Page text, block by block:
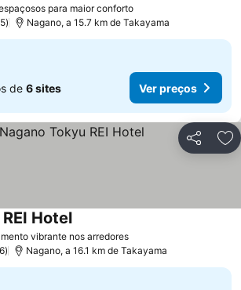
para maior conforto
Nagano, a 15.7 km de Takayama
de 6 sites Ver preços
Partilhar
vibrante nos arredores
Hotel
Nagano, a 16.1 km de Takayama